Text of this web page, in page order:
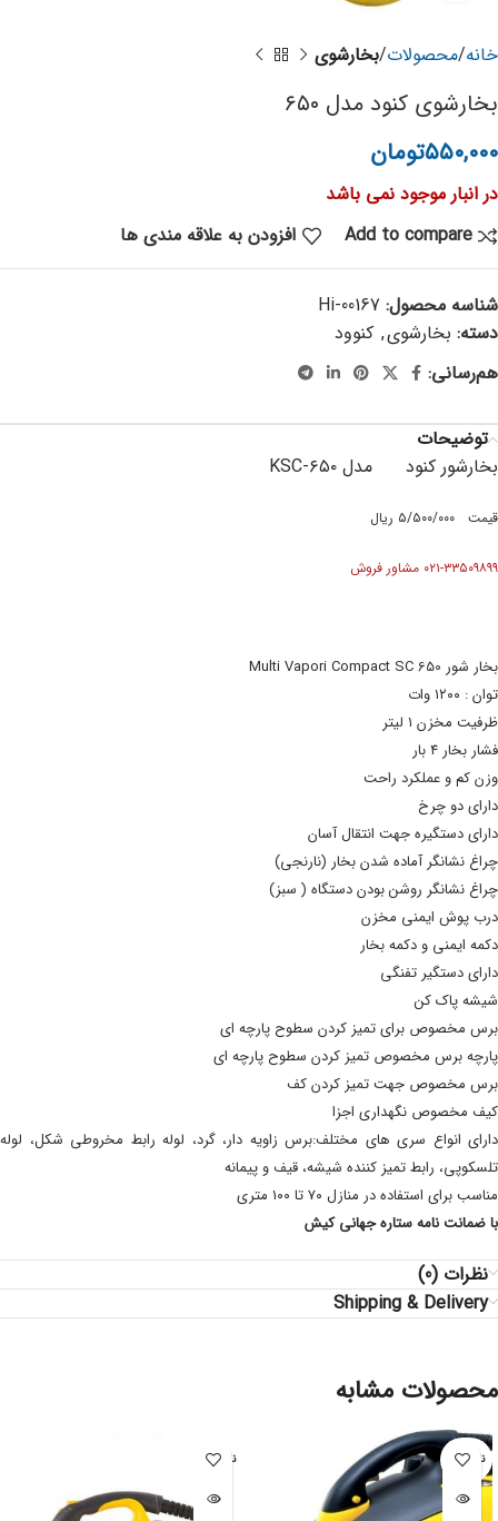
خانه محصولات بخارشوی
بخارشوی کنود مدل ۶۵۰
۵۵۰,۰۰۰تومان
در انبار موجود نمی باشد
Add to compare
افزودن به علاقه مندی ها
شناسه محصول: Hi-00167
دسته: بخارشوی, کنوود
هم‌رسانی:
توضیحات
بخارشور کنود مدل KSC-۶۵۰
قیمت ۵/۵۰۰/۰۰۰ ریال
۰۲۱-۳۳۵۰۹۸۹۹ مشاور فروش
بخار شور
توان : ۱۲۰۰ وات
ظرفیت مخزن ۱ لیتر
فشار بخار ۴ بار
وزن کم و عملکرد راحت
دارای دو چرخ
دارای دستگیره جهت انتقال آسان
چراغ نشانگر آماده شدن بخار (نارنجی)
چراغ نشانگر روشن بودن دستگاه ( سبز)
درب پوش ایمنی مخزن
دکمه ایمنی و دکمه بخار
دارای دستگیر تفنگی
شیشه پاک کن
برس مخصوص برای تمیز کردن سطوح پارچه ای
پارچه برس مخصوص تمیز کردن سطوح پارچه ای
برس مخصوص جهت تمیز کردن کف
کیف مخصوص نگهداری اجزا
دارای انواع سری های مختلف:برس زاویه دار، گرد، لوله رابط مخروطی شکل، لوله
تلسکوپی، رابط تمیز کننده شیشه، قیف و پیمانه
مناسب برای استفاده در منازل ۷۰ تا ۱۰۰ متری
با ضمانت نامهستاره جهانی کیش
نظرات (0)
Shipping & Delivery
محصولات مشابه
ناموجود ناموجود